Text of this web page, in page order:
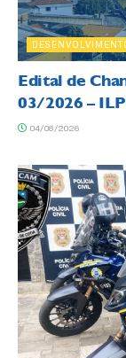
Edital de
03/2026 –
04/08/2026